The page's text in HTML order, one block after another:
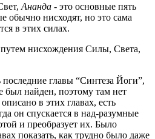
Ананда - это основные пять
обычно нисходят, но это сама
в этих силах.
нисхождения Силы, Света,
главы “Синтеза Йоги”,
был найден, поэтому там нет
в этих главах, есть
он спускается в над-разумные
и преоб­разует их. Было
показать, как трудно было даже